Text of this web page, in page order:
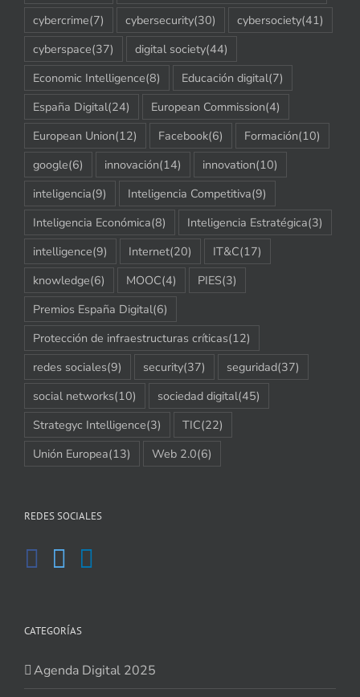
cybercrime(7) cybersecurity(30) cybersociety(41)
cyberspace(37) digital society(44)
Economic Intelligence(8) Educación digital(7)
España Digital(24) European Commission(4)
European Union(12) Facebook(6) Formación(10)
google(6) innovación(14) innovation(10)
inteligencia(9) Inteligencia Competitiva(9)
Inteligencia Económica(8) Inteligencia Estratégica(3)
intelligence(9) Internet(20) IT&C(17)
knowledge(6) MOOC(4) PIES(3)
Premios España Digital(6)
Protección de infraestructuras críticas(12)
redes sociales(9) security(37) seguridad(37)
social networks(10) sociedad digital(45)
Strategyc Intelligence(3) TIC(22)
Unión Europea(13) Web 2.0(6)
REDES SOCIALES
CATEGORÍAS
Agenda Digital 2025